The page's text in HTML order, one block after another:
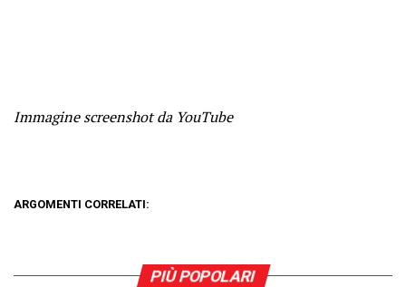
Immagine screenshot da YouTube
ARGOMENTI CORRELATI:
PIÙ POPOLARI